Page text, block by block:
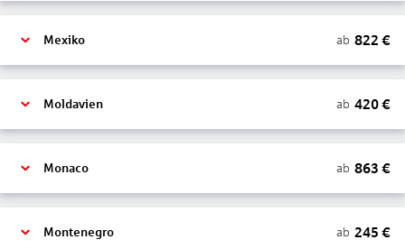
Mexiko ab 822 €
Moldavien ab 420€
Monaco ab 863 €
Montenegro ab 245 €